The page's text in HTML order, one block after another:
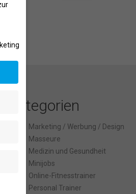
Kategorien
Marketing / Werbung / Design
Masseure
Medizin und Gesundheit
Minijobs
Online-Fitnesstrainer
Personal Trainer